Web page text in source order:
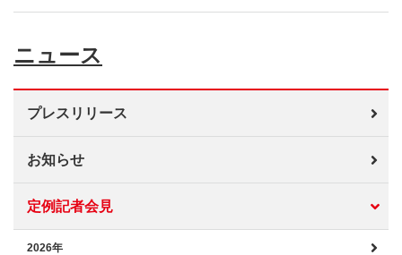
ニュース
プレスリリース
お知らせ
定例記者会見
2026年